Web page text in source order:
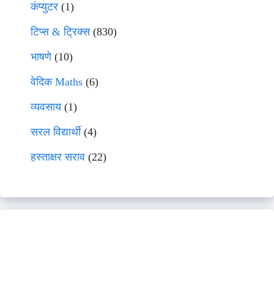
कंप्युटर (1)
टिप्स & ट्रिक्स(830)
भाषणे(10)
वेदिक Maths (6)
व्यवसाय(1)
सरल विद्यार्थी(4)
हस्ताक्षर सराव (22)